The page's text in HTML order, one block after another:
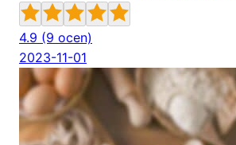
4.9 (9 ocen)
2023-11-01